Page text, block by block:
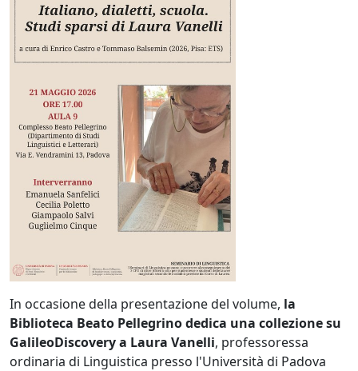
In occasione della presentazione del volume, la
Biblioteca Beato Pellegrino dedica una collezione su
GalileoDiscovery a Laura Vanelli, professoressa
ordinaria di Linguistica presso l'Università di Padova